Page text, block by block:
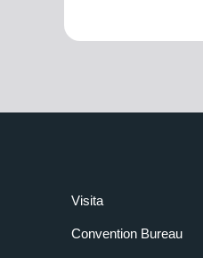
Visita
Convention Bureau